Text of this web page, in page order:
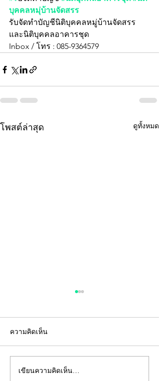
บุคคลหมุ่บ้านจัดสรร
รับจัดทำบัญชีนิติบุคคลหมู่บ้านจัดสรร
และนิติบุคคลอาคารชุด
Inbox / โทร : 085-9364579
โพสต์ล่าสุด ดูทั้งหมด
"คีย์การ์ด" ไม่ใช่แค่แผ่น
ความคิดเห็น
เขียนความคิดเห็น…